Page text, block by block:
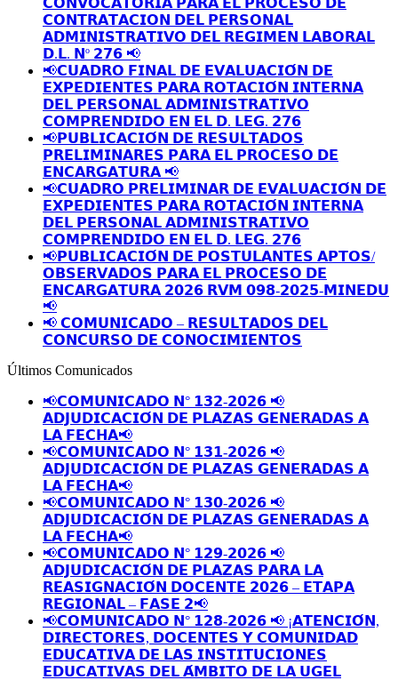
𝗖𝗢𝗡𝗩𝗢𝗖𝗔𝗧𝗢𝗥𝗜𝗔 𝗣𝗔𝗥𝗔 𝗘𝗟 𝗣𝗥𝗢𝗖𝗘𝗦𝗢 𝗗𝗘
𝗖𝗢𝗡𝗧𝗥𝗔𝗧𝗔𝗖𝗜𝗢𝗡 𝗗𝗘𝗟 𝗣𝗘𝗥𝗦𝗢𝗡𝗔𝗟
𝗔𝗗𝗠𝗜𝗡𝗜𝗦𝗧𝗥𝗔𝗧𝗜𝗩𝗢 𝗗𝗘𝗟 𝗥𝗘𝗚𝗜𝗠𝗘𝗡 𝗟𝗔𝗕𝗢𝗥𝗔𝗟
𝗗.𝗟. 𝗡º 𝟮𝟳𝟲 📢
📢𝗖𝗨𝗔𝗗𝗥𝗢 𝗙𝗜𝗡𝗔𝗟 𝗗𝗘 𝗘𝗩𝗔𝗟𝗨𝗔𝗖𝗜𝗢́𝗡 𝗗𝗘
𝗘𝗫𝗣𝗘𝗗𝗜𝗘𝗡𝗧𝗘𝗦 𝗣𝗔𝗥𝗔 𝗥𝗢𝗧𝗔𝗖𝗜𝗢́𝗡 𝗜𝗡𝗧𝗘𝗥𝗡𝗔
𝗗𝗘𝗟 𝗣𝗘𝗥𝗦𝗢𝗡𝗔𝗟 𝗔𝗗𝗠𝗜𝗡𝗜𝗦𝗧𝗥𝗔𝗧𝗜𝗩𝗢
𝗖𝗢𝗠𝗣𝗥𝗘𝗡𝗗𝗜𝗗𝗢 𝗘𝗡 𝗘𝗟 𝗗. 𝗟𝗘𝗚. 𝟮𝟳𝟲
📢𝗣𝗨𝗕𝗟𝗜𝗖𝗔𝗖𝗜𝗢́𝗡 𝗗𝗘 𝗥𝗘𝗦𝗨𝗟𝗧𝗔𝗗𝗢𝗦
𝗣𝗥𝗘𝗟𝗜𝗠𝗜𝗡𝗔𝗥𝗘𝗦 𝗣𝗔𝗥𝗔 𝗘𝗟 𝗣𝗥𝗢𝗖𝗘𝗦𝗢 𝗗𝗘
𝗘𝗡𝗖𝗔𝗥𝗚𝗔𝗧𝗨𝗥𝗔 📢
📢𝗖𝗨𝗔𝗗𝗥𝗢 𝗣𝗥𝗘𝗟𝗜𝗠𝗜𝗡𝗔𝗥 𝗗𝗘 𝗘𝗩𝗔𝗟𝗨𝗔𝗖𝗜𝗢́𝗡 𝗗𝗘
𝗘𝗫𝗣𝗘𝗗𝗜𝗘𝗡𝗧𝗘𝗦 𝗣𝗔𝗥𝗔 𝗥𝗢𝗧𝗔𝗖𝗜𝗢́𝗡 𝗜𝗡𝗧𝗘𝗥𝗡𝗔
𝗗𝗘𝗟 𝗣𝗘𝗥𝗦𝗢𝗡𝗔𝗟 𝗔𝗗𝗠𝗜𝗡𝗜𝗦𝗧𝗥𝗔𝗧𝗜𝗩𝗢
𝗖𝗢𝗠𝗣𝗥𝗘𝗡𝗗𝗜𝗗𝗢 𝗘𝗡 𝗘𝗟 𝗗. 𝗟𝗘𝗚. 𝟮𝟳𝟲
📢𝗣𝗨𝗕𝗟𝗜𝗖𝗔𝗖𝗜𝗢́𝗡 𝗗𝗘 𝗣𝗢𝗦𝗧𝗨𝗟𝗔𝗡𝗧𝗘𝗦 𝗔𝗣𝗧𝗢𝗦/
𝗢𝗕𝗦𝗘𝗥𝗩𝗔𝗗𝗢𝗦 𝗣𝗔𝗥𝗔 𝗘𝗟 𝗣𝗥𝗢𝗖𝗘𝗦𝗢 𝗗𝗘
𝗘𝗡𝗖𝗔𝗥𝗚𝗔𝗧𝗨𝗥𝗔 𝟮𝟬𝟮𝟲 𝗥𝗩𝗠 𝟬𝟵𝟴-𝟮𝟬𝟮𝟱-𝗠𝗜𝗡𝗘𝗗𝗨
📢
📢 𝗖𝗢𝗠𝗨𝗡𝗜𝗖𝗔𝗗𝗢 – 𝗥𝗘𝗦𝗨𝗟𝗧𝗔𝗗𝗢𝗦 𝗗𝗘𝗟
𝗖𝗢𝗡𝗖𝗨𝗥𝗦𝗢 𝗗𝗘 𝗖𝗢𝗡𝗢𝗖𝗜𝗠𝗜𝗘𝗡𝗧𝗢𝗦
Últimos Comunicados
📢𝗖𝗢𝗠𝗨𝗡𝗜𝗖𝗔𝗗𝗢 𝗡° 𝟭𝟯𝟮-𝟮𝟬𝟮𝟲 📢
𝗔𝗗𝗝𝗨𝗗𝗜𝗖𝗔𝗖𝗜𝗢́𝗡 𝗗𝗘 𝗣𝗟𝗔𝗭𝗔𝗦 𝗚𝗘𝗡𝗘𝗥𝗔𝗗𝗔𝗦 𝗔
𝗟𝗔 𝗙𝗘𝗖𝗛𝗔📢
📢𝗖𝗢𝗠𝗨𝗡𝗜𝗖𝗔𝗗𝗢 𝗡° 𝟭𝟯𝟭-𝟮𝟬𝟮𝟲 📢
𝗔𝗗𝗝𝗨𝗗𝗜𝗖𝗔𝗖𝗜𝗢́𝗡 𝗗𝗘 𝗣𝗟𝗔𝗭𝗔𝗦 𝗚𝗘𝗡𝗘𝗥𝗔𝗗𝗔𝗦 𝗔
𝗟𝗔 𝗙𝗘𝗖𝗛𝗔📢
📢𝗖𝗢𝗠𝗨𝗡𝗜𝗖𝗔𝗗𝗢 𝗡° 𝟭𝟯𝟬-𝟮𝟬𝟮𝟲 📢
𝗔𝗗𝗝𝗨𝗗𝗜𝗖𝗔𝗖𝗜𝗢́𝗡 𝗗𝗘 𝗣𝗟𝗔𝗭𝗔𝗦 𝗚𝗘𝗡𝗘𝗥𝗔𝗗𝗔𝗦 𝗔
𝗟𝗔 𝗙𝗘𝗖𝗛𝗔📢
📢𝗖𝗢𝗠𝗨𝗡𝗜𝗖𝗔𝗗𝗢 𝗡° 𝟭𝟮𝟵-𝟮𝟬𝟮𝟲 📢
𝗔𝗗𝗝𝗨𝗗𝗜𝗖𝗔𝗖𝗜𝗢́𝗡 𝗗𝗘 𝗣𝗟𝗔𝗭𝗔𝗦 𝗣𝗔𝗥𝗔 𝗟𝗔
𝗥𝗘𝗔𝗦𝗜𝗚𝗡𝗔𝗖𝗜𝗢́𝗡 𝗗𝗢𝗖𝗘𝗡𝗧𝗘 𝟮𝟬𝟮𝟲 – 𝗘𝗧𝗔𝗣𝗔
𝗥𝗘𝗚𝗜𝗢𝗡𝗔𝗟 – 𝗙𝗔𝗦𝗘 𝟮📢
📢𝗖𝗢𝗠𝗨𝗡𝗜𝗖𝗔𝗗𝗢 𝗡° 𝟭𝟮𝟴-𝟮𝟬𝟮𝟲 📢 ¡𝗔𝗧𝗘𝗡𝗖𝗜𝗢́𝗡,
𝗗𝗜𝗥𝗘𝗖𝗧𝗢𝗥𝗘𝗦, 𝗗𝗢𝗖𝗘𝗡𝗧𝗘𝗦 𝗬 𝗖𝗢𝗠𝗨𝗡𝗜𝗗𝗔𝗗
𝗘𝗗𝗨𝗖𝗔𝗧𝗜𝗩𝗔 𝗗𝗘 𝗟𝗔𝗦 𝗜𝗡𝗦𝗧𝗜𝗧𝗨𝗖𝗜𝗢𝗡𝗘𝗦
𝗘𝗗𝗨𝗖𝗔𝗧𝗜𝗩𝗔𝗦 𝗗𝗘𝗟 𝗔́𝗠𝗕𝗜𝗧𝗢 𝗗𝗘 𝗟𝗔 𝗨𝗚𝗘𝗟